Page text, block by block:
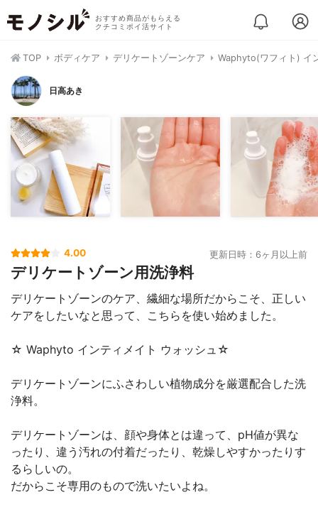
おすすめ商品がもらえる
クチコミポイ活サイト
TOP ボディケア デリケートゾーンケア Waphyto(ワフィト) イ
日高あき
4.00 更新日時：6ヶ月以上前
デリケートゾーン用洗浄料
デリケートゾーンのケア、繊細な場所だからこそ、正しい
ケアをしたいなと思って、こちらを使い始めました。
☆ Waphyto インティメイト ウォッシュ☆
デリケートゾーンにふさわしい植物成分を厳選配合した洗
浄料。
デリケートゾーンは、顔や身体とは違って、pH値が異な
ったり、違う汚れの付着だったり、乾燥しやすかったりす
るらしいの。
だからこそ専用のもので洗いたいよね。